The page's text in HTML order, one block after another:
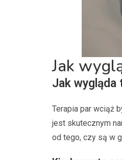
Jak
Jak wygląda
Terapia par wciąż
jest skutecznym
od tego, czy są w